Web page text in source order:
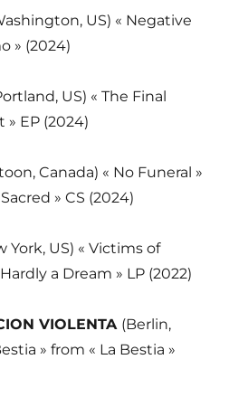
US) « Negative
» (2024)
US) « The Final
» EP (2024)
Canada) « No Funeral »
» CS (2024)
York, US) « Victims of
a Dream » LP (2022)
VIOLENTA (Berlin,
» from « La Bestia »